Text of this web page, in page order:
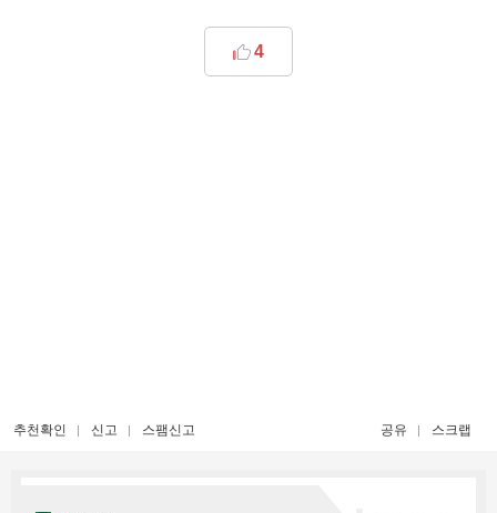
4
추천확인 신고 스팸신고 공유 스크랩